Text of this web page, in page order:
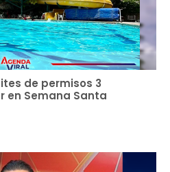
de permisos 3
en Semana Santa